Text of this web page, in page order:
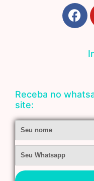
F
a
k
Receba no
site: